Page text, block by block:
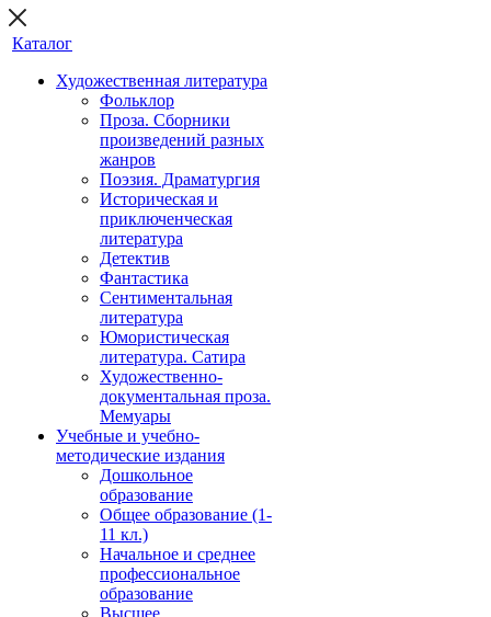
Каталог
Художественная литература
Фольклор
Проза. Сборники
произведений разных
жанров
Поэзия. Драматургия
Историческая и
приключенческая
литература
Детектив
Фантастика
Сентиментальная
литература
Юмористическая
литература. Сатира
Художественно-
документальная проза.
Мемуары
Учебные и учебно-
методические издания
Дошкольное
образование
Общее образование (1-
11 кл.)
Начальное и среднее
профессиональное
образование
Высшее